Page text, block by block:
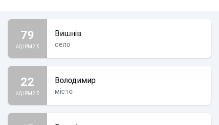
79
AQI PM2.5
Вишнів
село
22
AQI PM2.5
Володимир
місто